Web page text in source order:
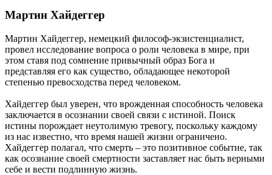
Мартин Хайдеггер
Мартин Хайдеггер, немецкий философ-экзистенциалист,
провел исследование вопроса о роли человека в мире, при
этом ставя под сомнение привычный образ Бога и
представляя его как существо, обладающее некоторой
степенью превосходства перед человеком.
Хайдеггер был уверен, что врожденная способность человека
заключается в осознании своей связи с истиной. Поиск
истины порождает неутолимую тревогу, поскольку каждому
из нас известно, что время нашей жизни ограничено.
Хайдеггер полагал, что смерть – это позитивное событие, так
как осознание своей смертности заставляет нас быть верными
себе и вести подлинную жизнь.